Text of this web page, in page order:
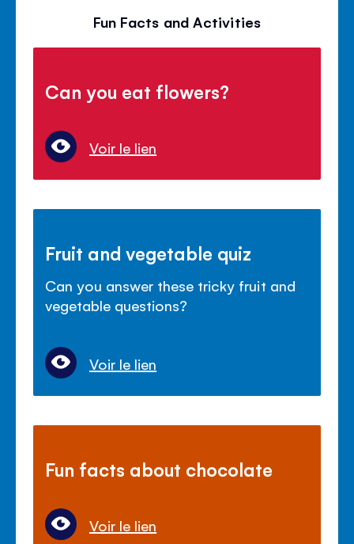
Fun Facts and Activities
Can you eat flowers?
Voir le lien
Fruit and vegetable quiz
Can you answer these tricky fruit and
vegetable questions?
Voir le lien
Fun facts about chocolate
Voir le lien